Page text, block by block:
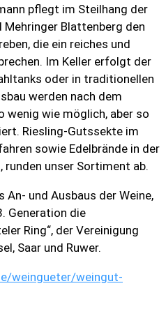
pflegt im Steilhang der
Mehringer Blattenberg den
die ein reiches und
Im Keller erfolgt der
oder in traditionellen
werden nach dem
wenig wie möglich, aber so
Riesling-Gutssekte im
sowie Edelbrände in der
runden unser Sortiment ab.
An- und Ausbaus der Weine,
Generation die
Ring“, der Vereinigung
Saar und Ruwer.
weingueter/weingut-